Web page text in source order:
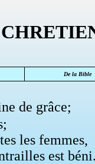
De la Bible
de grâce;
les femmes,
est béni.